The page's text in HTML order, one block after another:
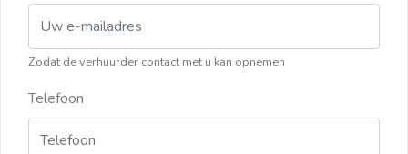
Zodat de verhuurder contact met u kan opnemen
Telefoon